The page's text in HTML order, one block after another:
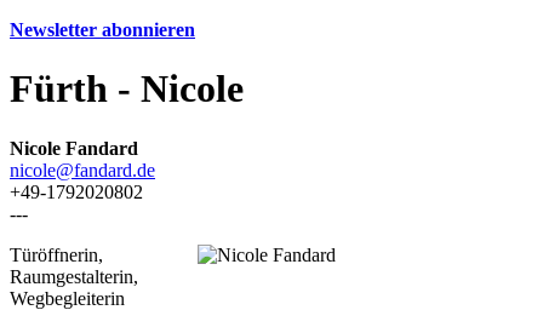
Newsletter abonnieren
Fürth - Nicole
Nicole Fandard
nicole@fandard.de
+49-1792020802
---
Türöffnerin,
Raumgestalterin,
Wegbegleiterin